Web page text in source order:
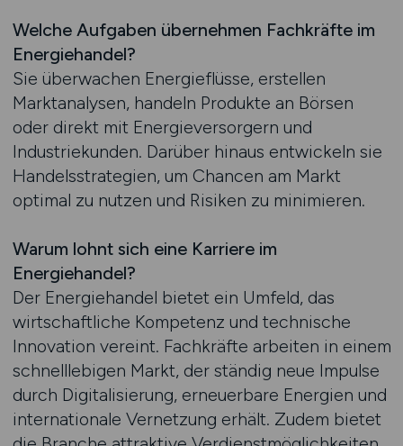
Welche Aufgaben übernehmen Fachkräfte im
Energiehandel?
Sie überwachen Energieflüsse, erstellen
Marktanalysen, handeln Produkte an Börsen
oder direkt mit Energieversorgern und
Industriekunden. Darüber hinaus entwickeln sie
Handelsstrategien, um Chancen am Markt
optimal zu nutzen und Risiken zu minimieren.
Warum lohnt sich eine Karriere im
Energiehandel?
Der Energiehandel bietet ein Umfeld, das
wirtschaftliche Kompetenz und technische
Innovation vereint. Fachkräfte arbeiten in einem
schnelllebigen Markt, der ständig neue Impulse
durch Digitalisierung, erneuerbare Energien und
internationale Vernetzung erhält. Zudem bietet